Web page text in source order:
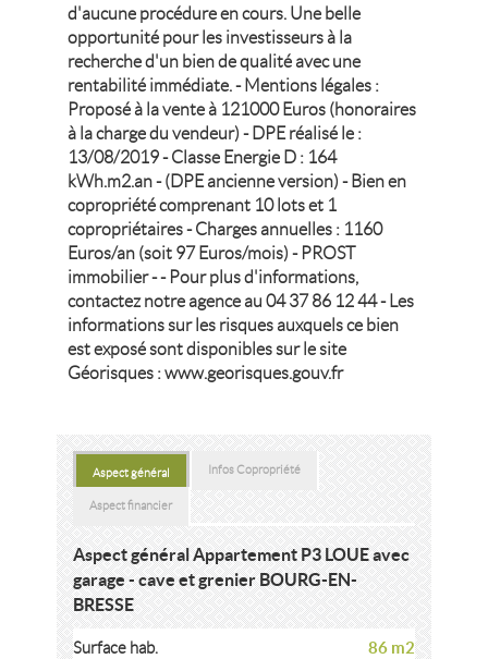
d'aucune procédure en cours. Une belle
opportunité pour les investisseurs à la
recherche d'un bien de qualité avec une
rentabilité immédiate. - Mentions légales :
Proposé à la vente à 121000 Euros (honoraires
à la charge du vendeur) - DPE réalisé le :
13/08/2019 - Classe Energie D : 164
kWh.m2.an - (DPE ancienne version) - Bien en
copropriété comprenant 10 lots et 1
copropriétaires - Charges annuelles : 1160
Euros/an (soit 97 Euros/mois) - PROST
immobilier - - Pour plus d'informations,
contactez notre agence au 04 37 86 12 44 - Les
informations sur les risques auxquels ce bien
est exposé sont disponibles sur le site
Géorisques : www.georisques.gouv.fr
Aspect général Infos Copropriété
Aspect financier
Aspect général Appartement P3 LOUE avec
garage - cave et grenier BOURG-EN-
BRESSE
Surface hab. 86 m2